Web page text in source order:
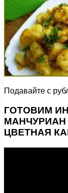
Подавайте с
ГОТОВИМ
ЦВЕТНАЯ